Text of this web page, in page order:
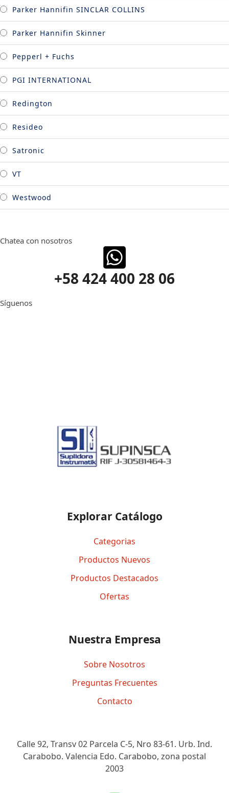
Parker Hannifin SINCLAR COLLINS
Parker Hannifin Skinner
Pepperl + Fuchs
PGI INTERNATIONAL
Redington
Resideo
Satronic
VT
Westwood
Chatea con nosotros
+58 424 400 28 06
Síguenos
Explorar Catálogo
Categorias
Productos Nuevos
Productos Destacados
Ofertas
Nuestra Empresa
Sobre Nosotros
Preguntas Frecuentes
Contacto
Calle 92, Transv 02 Parcela C-5, Nro 83-61. Urb. Ind.
Carabobo. Valencia Edo. Carabobo, zona postal
2003